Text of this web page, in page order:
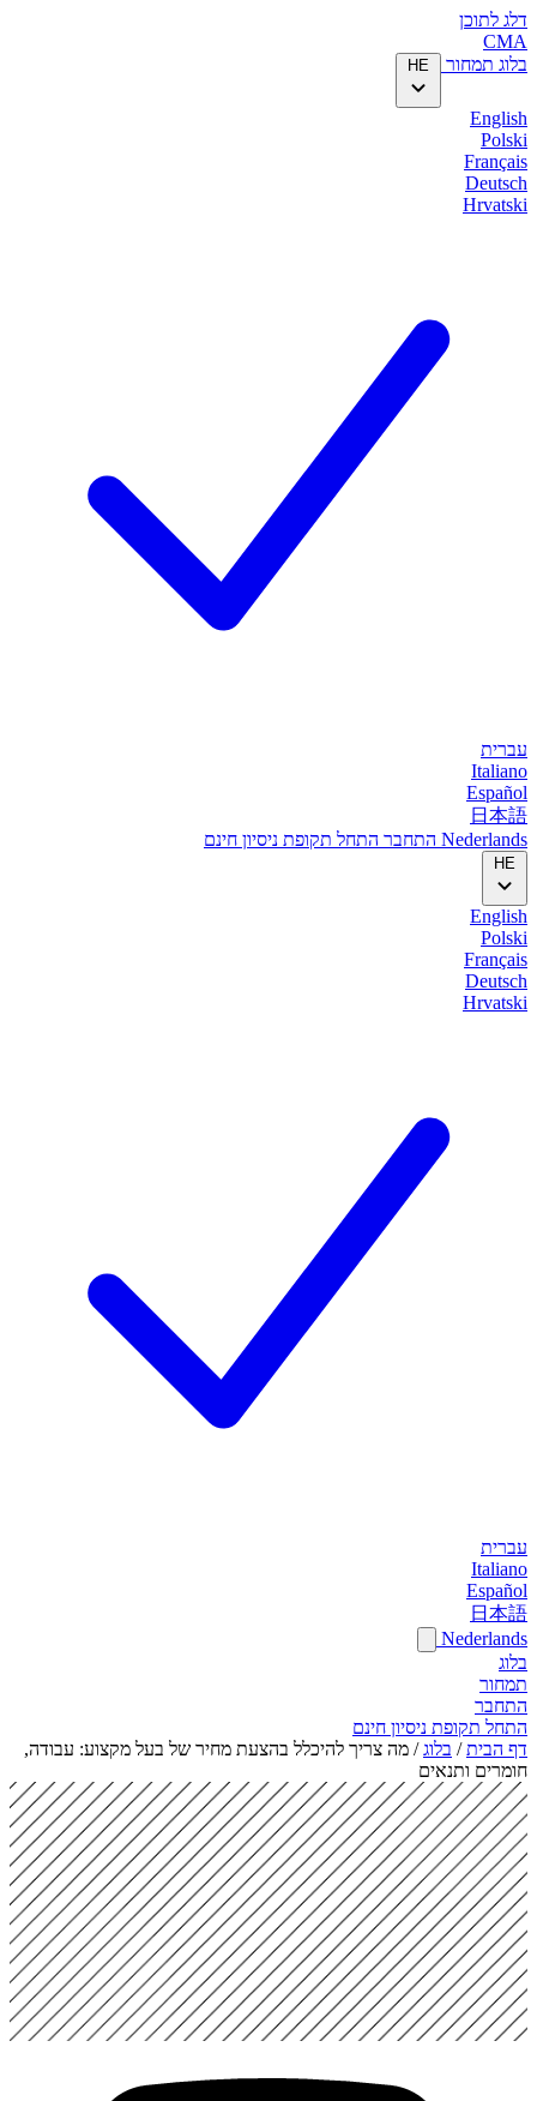
דלג לתוכן
CMA
בלוג תמחור HE
English
Polski
Français
Deutsch
Hrvatski
עברית
Italiano
Español
日本語
Nederlands התחבר התחל תקופת ניסיון חינם
HE
English
Polski
Français
Deutsch
Hrvatski
עברית
Italiano
Español
日本語
Nederlands
בלוג
תמחור
התחבר
התחל תקופת ניסיון חינם
דף הבית / בלוג / מה צריך להיכלל בהצעת מחיר של בעל מקצוע: עבודה,
חומרים ותנאים